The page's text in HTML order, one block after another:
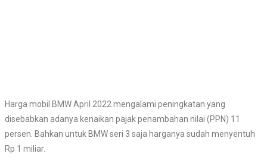
Harga mobil BMW April 2022 mengalami peningkatan yang
disebabkan adanya kenaikan pajak penambahan nilai (PPN) 11
persen. Bahkan untuk BMW seri 3 saja harganya sudah menyentuh
Rp 1 miliar.